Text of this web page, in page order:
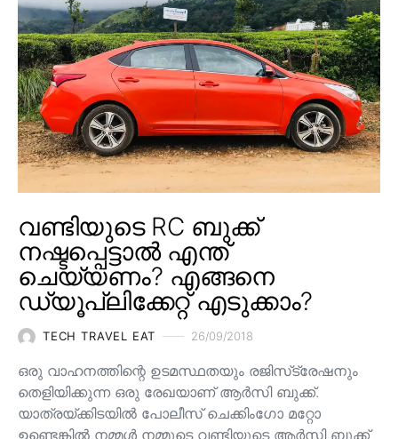
വണ്ടിയുടെ RC ബുക്ക്
നഷ്ടപ്പെട്ടാൽ എന്ത്
ചെയ്യണം? എങ്ങനെ
ഡ്യൂപ്ലിക്കേറ്റ് എടുക്കാം?
TECH TRAVEL EAT 26/09/2018
ഒരു വാഹനത്തിന്റെ ഉടമസ്ഥതയും രജിസ്‌ട്രേഷനും
തെളിയിക്കുന്ന ഒരു രേഖയാണ് ആർസി ബുക്ക്.
യാത്രയ്ക്കിടയിൽ പോലീസ് ചെക്കിംഗോ മറ്റോ
ഉണ്ടെങ്കിൽ നമ്മൾ നമ്മുടെ വണ്ടിയുടെ ആർസി ബുക്ക്